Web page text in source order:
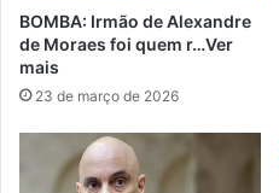
BOMBA: Irmão de Alexandre
de Moraes foi quem r…Ver
mais
23 de março de 2026